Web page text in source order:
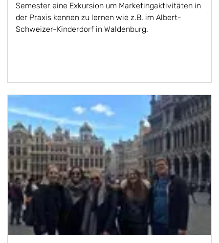
Semester eine Exkursion um Marketingaktivitäten in
der Praxis kennen zu lernen wie z.B. im Albert-
Schweizer-Kinderdorf in Waldenburg.